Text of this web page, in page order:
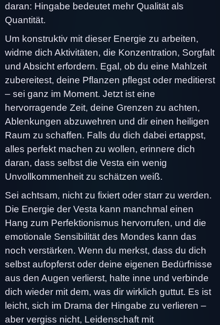
daran: Hingabe bedeutet mehr Qualität als
Quantität.
Um konstruktiv mit dieser Energie zu arbeiten,
widme dich Aktivitäten, die Konzentration, Sorgfalt
und Absicht erfordern. Egal, ob du eine Mahlzeit
zubereitest, deine Pflanzen pflegst oder meditierst
– sei ganz im Moment. Jetzt ist eine
hervorragende Zeit, deine Grenzen zu achten,
Ablenkungen abzuwehren und dir einen heiligen
Raum zu schaffen. Falls du dich dabei ertappst,
alles perfekt machen zu wollen, erinnere dich
daran, dass selbst die Vesta ein wenig
Unvollkommenheit zu schätzen weiß.
Sei achtsam, nicht zu fixiert oder starr zu werden.
Die Energie der Vesta kann manchmal einen
Hang zum Perfektionismus hervorrufen, und die
emotionale Sensibilität des Mondes kann das
noch verstärken. Wenn du merkst, dass du dich
selbst aufopferst oder deine eigenen Bedürfnisse
aus den Augen verlierst, halte inne und verbinde
dich wieder mit dem, was dir wirklich guttut. Es ist
leicht, sich im Drama der Hingabe zu verlieren –
aber vergiss nicht, Leidenschaft mit